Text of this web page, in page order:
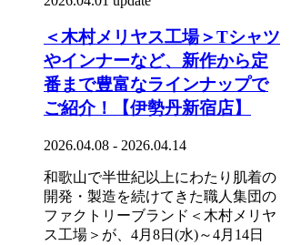
＜木村メリヤス工場＞Tシャツ
やインナーなど、新作から定
番まで豊富なラインナップで
ご紹介！【伊勢丹新宿店】
2026.04.08 - 2026.04.14
和歌山で半世紀以上にわたり肌着の
開発・製造を続けてきた職人集団の
ファクトリーブランド＜木村メリヤ
ス工場＞が、4月8日(水)～4月14日